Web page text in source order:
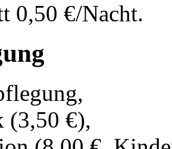
0,50 €/Nacht.
(3,50 €),